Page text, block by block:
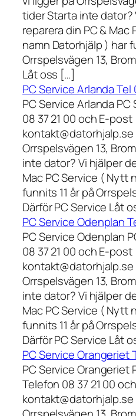
tider Starta inte dator?
reparera din PC & Mac
namn Datorhjälp ) har
Orrspelsvägen 13,
Låt oss […]
PC Service Arlanda Tel
PC Service Arlanda
08 37 21 00 och E-post
kontakt@datorhjalp.se
Orrspelsvägen 13,
inte dator? Vi hjälper
Mac PC Service ( Nytt
funnits 11 år på
Därför PC Service Låt
PC Service Odenplan
PC Service Odenplan
08 37 21 00 och E-post
kontakt@datorhjalp.se
Orrspelsvägen 13,
inte dator? Vi hjälper
Mac PC Service ( Nytt
funnits 11 år på
Därför PC Service Låt
PC Service Orangeriet
PC Service Orangeriet
Telefon 08 37 21 00
kontakt@datorhjalp.se